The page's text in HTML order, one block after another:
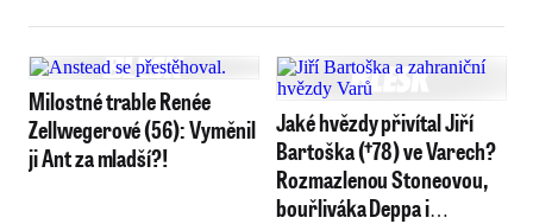
Milostné trable Renée
Zellwegerové (56): Vyměnil
ji Ant za mladší?!
Jaké hvězdy přivítal Jiří
Bartoška (†78) ve Varech?
Rozmazlenou Stoneovou,
bouřliváka Deppa i